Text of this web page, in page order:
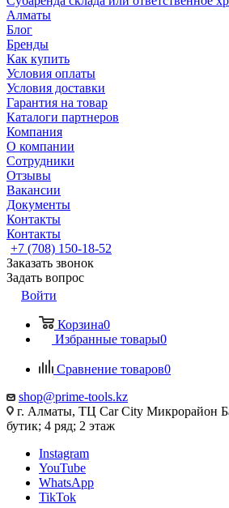
Алматы
Блог
Бренды
Как купить
Условия оплаты
Условия доставки
Гарантия на товар
Каталоги партнеров
Компания
О компании
Сотрудники
Отзывы
Вакансии
Документы
Контакты
Контакты
+7 (708) 150-18-52
Заказать звонок
Задать вопрос
Войти
Корзина0
Избранные товары0
Сравнение товаров0
shop@prime-tools.kz
г. Алматы, ТЦ Car City​ ​Микрорайон
бутик; 4 ряд; 2 этаж
Instagram
YouTube
WhatsApp
TikTok